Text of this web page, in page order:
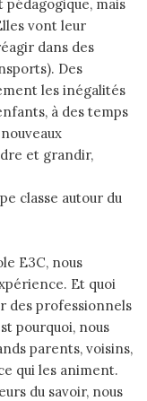
mais
vont leur
dans des
Des
les inégalités
à des temps
et grandir,
classe autour du
E3C, nous
Et quoi
des professionnels
pourquoi, nous
parents, voisins,
qui les animent.
du savoir, nous